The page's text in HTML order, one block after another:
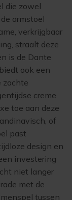
die zowel
armstoel
verkrijgbaar
straalt deze
is de Dante
ook een
zachte
creme
toe aan deze
of
past
design en
investering
niet langer
met de
tussen